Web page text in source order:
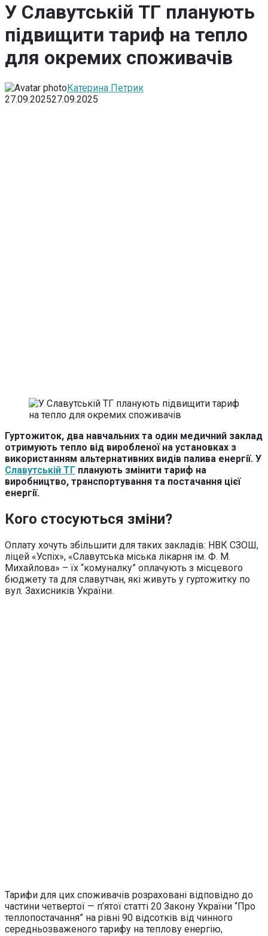
У Славутській ТГ планують
підвищити тариф на тепло
для окремих споживачів
Катерина Петрик
27.09.202527.09.2025
Гуртожиток, два навчальних та один медичний заклад
отримують тепло від виробленої на установках з
використанням альтернативних видів палива енергії. У
Славутській ТГ планують змінити тариф на
виробництво, транспортування та постачання цієї
енергії.
Кого стосуються зміни?
Оплату хочуть збільшити для таких закладів: НВК СЗОШ,
ліцей «Успіх», «Славутська міська лікарня ім. Ф. М.
Михайлова» – їх “комуналку” оплачують з місцевого
бюджету та для славутчан, які живуть у гуртожитку по
вул. Захисників України.
Тарифи для цих споживачів розраховані відповідно до
частини четвертої — п’ятої статті 20 Закону України “Про
теплопостачання” на рівні 90 відсотків від чинного
середньозваженого тарифу на теплову енергію,